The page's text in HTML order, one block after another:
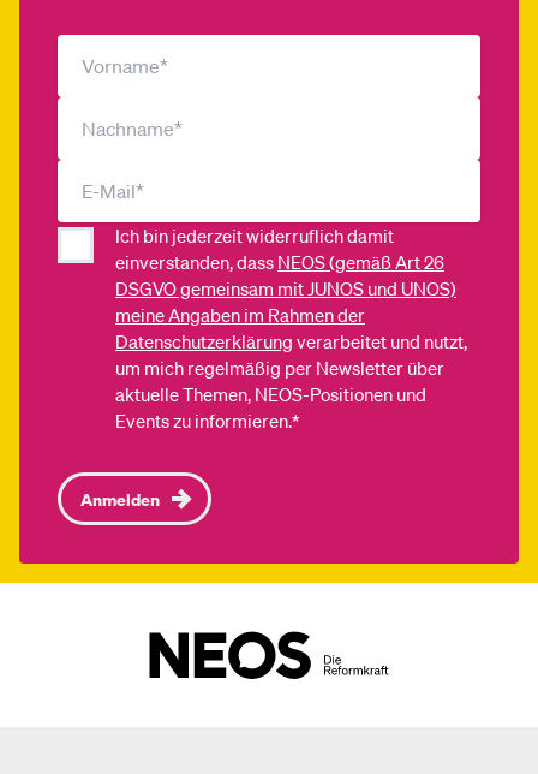
Ich bin jederzeit widerruflich damit
einverstanden, dass NEOS (gemäß Art 26
DSGVO gemeinsam mit JUNOS und UNOS)
meine Angaben im Rahmen der
Datenschutzerklärung verarbeitet und nutzt,
um mich regelmäßig per Newsletter über
aktuelle Themen, NEOS-Positionen und
Events zu informieren.*
Anmelden